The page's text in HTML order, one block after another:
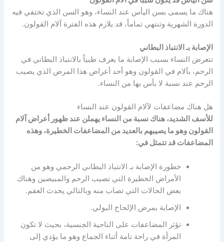
هناك ما يسمى بسن اليأس عند النساء، وهو السن الذي تختفي فيه
الدورة الشهرية وتنتهي تماماً، قد يلازم هذه الفترة آلام القولون.
الإصابة بـ الانتباذ البطاني
تتعرض النساء بسبب الإصابة ما يعرف طبياً بالانتباذ البطاني في
الرحم، بآلام في القولون وهو أحد أعراض هذا المرض الذي يصيب
الرحم عند نسبة لا بأس بها من النساء.
هل هناك مضاعفات لآلام القولون عند النساء
للأسف الشديد، هناك نسبة من النساء يهملن عند ظهور أعراض آلام
القولون وهو ما يصيبهم بالعديد من المضاعفات الخطيرة، وهذه
المضاعفات قد تتمثل في:
خطورة الإصابة بـ الانتباذ البطاني الرحمي وهو من
الأمراض الخطيرة التي تصيب الرحم والمبيضين وهناك
بعض الحالات التي تصاب منه وبالتالي يحدث العقم.
الإصابة بمرض الإلحاح البولي.
تؤثر المضاعفات على الناحية الجنسية، بحيث لا تكون
المرأة في راحة تامة أثناء الجماع وهو ما يؤدي إلى